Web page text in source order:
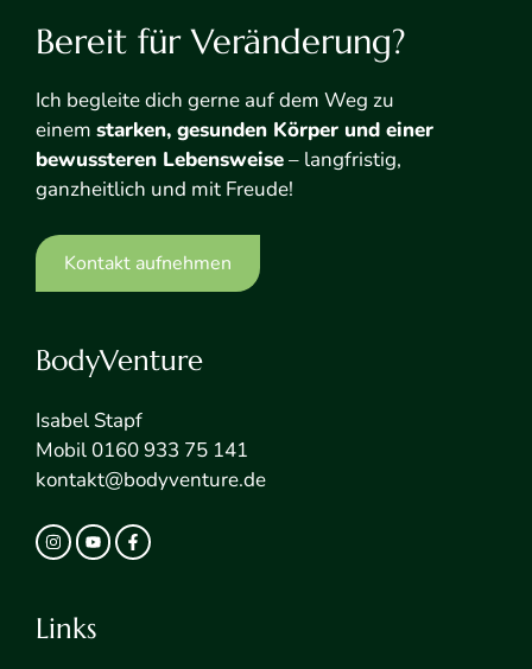
Bereit für Veränderung?
Ich begleite dich gerne auf dem Weg zu
einem starken, gesunden Körper und einer
bewussteren Lebensweise– langfristig,
ganzheitlich und mit Freude!
Kontakt aufnehmen
BodyVenture
Isabel Stapf
Mobil 0160 933 75 141
kontakt@bodyventure.de
Links